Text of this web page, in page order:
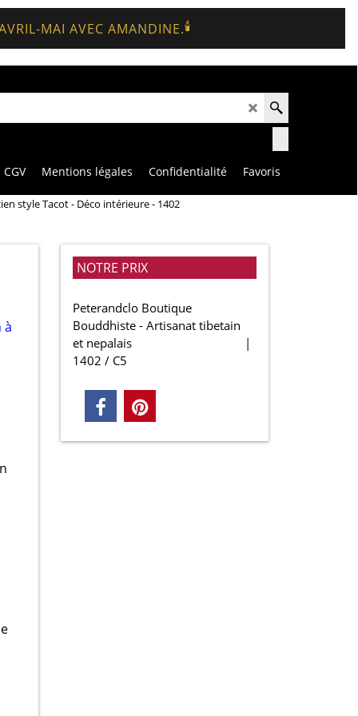
MAI AVEC AMANDINE.🕯️
CGV Mentions légales Confidentialité Favoris
style Tacot - Déco intérieure - 1402
NOTRE PRIX
Peterandclo Boutique
Bouddhiste - Artisanat tibetain
et nepalais
1402 / C5